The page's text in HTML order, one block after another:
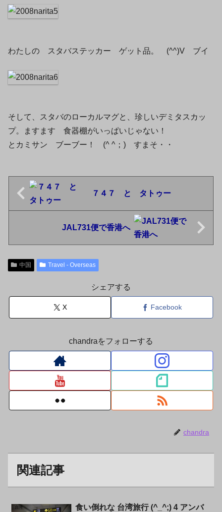
わたしの スタバステッカー ゲット品。 (^^)V ブイ
そして、スタバのローカルマグと、珍しいデミタスカッ
プ。ますます 食器棚がいっぱいじゃない！
とカミサン ブーブー！ (^ ^；)ゞすまそ・・
７４７ と タトゥー
JAL731便で香港へ
中国 Travel - Overseas
シェアする
X Facebook
chandraをフォローする
chandra
関連記事
台湾
食い倒れな 台湾旅行 (^_^;) 4 アンバ